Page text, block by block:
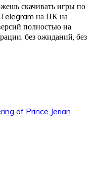
скачивать игры по
Telegram на ПК на
полностью на
без ожиданий, без